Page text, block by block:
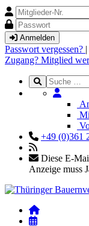
Anmelden
Passwort vergessen? |
Zugang? Mitglied
+49 (0)361
Diese E-
Anzeige muss